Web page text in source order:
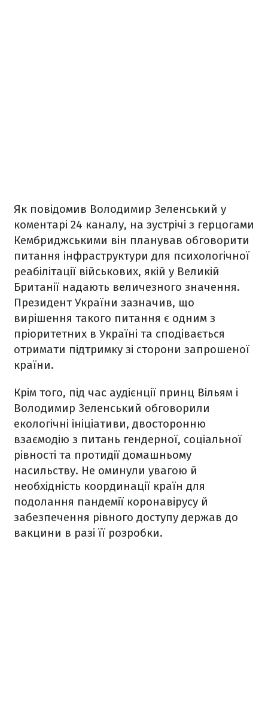
Як повідомив Володимир Зеленський у
коментарі 24 каналу, на зустрічі з герцогами
Кембриджськими він планував обговорити
питання інфраструктури для психологічної
реабілітації військових, якій у Великій
Британії надають величезного значення.
Президент України зазначив, що
вирішення такого питання є одним з
пріоритетних в Україні та сподівається
отримати підтримку зі сторони запрошеної
країни.
Крім того, під час аудієнції принц Вільям і
Володимир Зеленський обговорили
екологічні ініціативи, двосторонню
взаємодію з питань гендерної, соціальної
рівності та протидії домашньому
насильству. Не оминули увагою й
необхідність координації країн для
подолання пандемії коронавірусу й
забезпечення рівного доступу держав до
вакцини в разі її розробки.